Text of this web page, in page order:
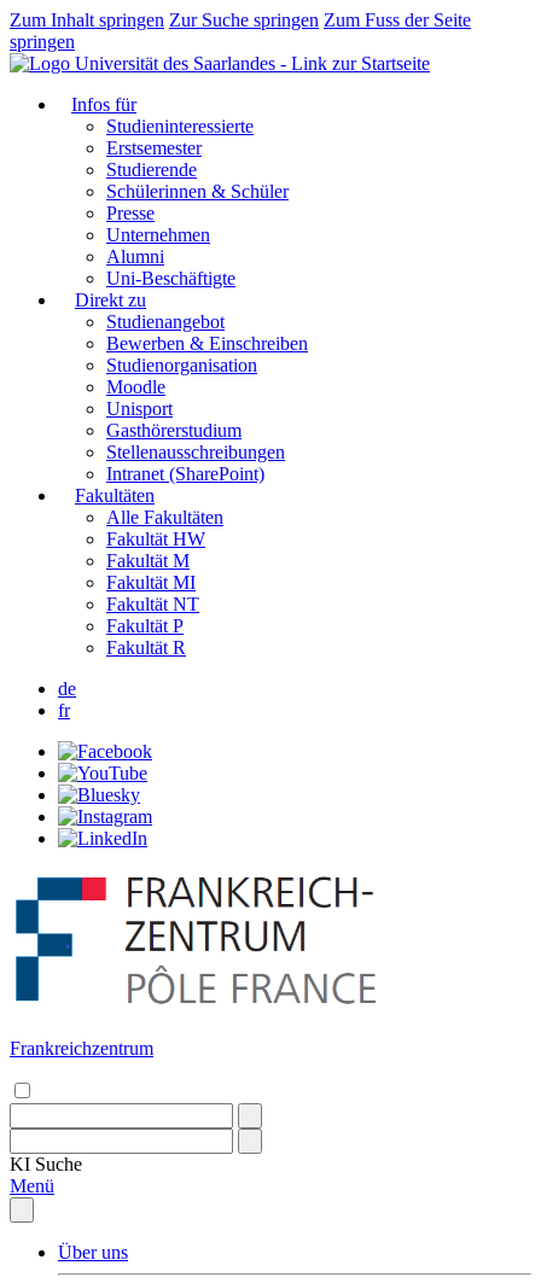
Zum Inhalt springen Zur Suche springen Zum Fuss der Seite
springen
Infos für
Studieninteressierte
Erstsemester
Studierende
Schülerinnen & Schüler
Presse
Unternehmen
Alumni
Uni-Beschäftigte
Direkt zu
Studienangebot
Bewerben & Einschreiben
Studienorganisation
Moodle
Unisport
Gasthörerstudium
Stellenausschreibungen
Intranet (SharePoint)
Fakultäten
Alle Fakultäten
Fakultät HW
Fakultät M
Fakultät MI
Fakultät NT
Fakultät P
Fakultät R
de
fr
Frankreichzentrum
KI Suche
Menü
Über uns